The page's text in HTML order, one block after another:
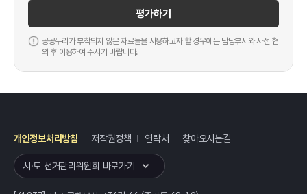
평가하기
공공누리가 부착되지 않은 자료들을 사용하고자 할 경우에는 담당부서와 사전 협
의 후 이용하여 주시기 바랍니다.
개인정보처리방침 저작권정책 연락처 찾아오시는길
시·도 선거관리위원회 바로가기